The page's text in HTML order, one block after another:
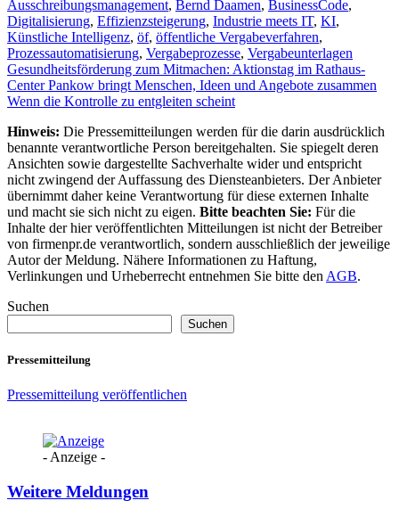
Ausschreibungsmanagement, Bernd Daamen, BusinessCode,
Digitalisierung, Effizienzsteigerung, Industrie meets IT, KI,
Künstliche Intelligenz, öf, öffentliche Vergabeverfahren,
Prozessautomatisierung, Vergabeprozesse, Vergabeunterlagen
Beitragsnavigation
Gesundheitsförderung zum Mitmachen: Aktionstag im Rathaus-
Center Pankow bringt Menschen, Ideen und Angebote zusammen
Wenn die Kontrolle zu entgleiten scheint
Hinweis: Die Pressemitteilungen werden für die darin ausdrücklich
benannte verantwortliche Person bereitgehalten. Sie spiegelt deren
Ansichten sowie dargestellte Sachverhalte wider und entspricht
nicht zwingend der Auffassung des Diensteanbieters. Der Anbieter
übernimmt daher keine Verantwortung für diese externen Inhalte
und macht sie sich nicht zu eigen. Bitte beachten Sie: Für die
Inhalte der hier veröffentlichten Mitteilungen ist nicht der Betreiber
von firmenpr.de verantwortlich, sondern ausschließlich der jeweilige
Autor der Meldung. Nähere Informationen zu Haftung,
Verlinkungen und Urheberrecht entnehmen Sie bitte den AGB.
Suchen
Suchen
Pressemitteilung
Pressemitteilung veröffentlichen
- Anzeige -
Weitere Meldungen